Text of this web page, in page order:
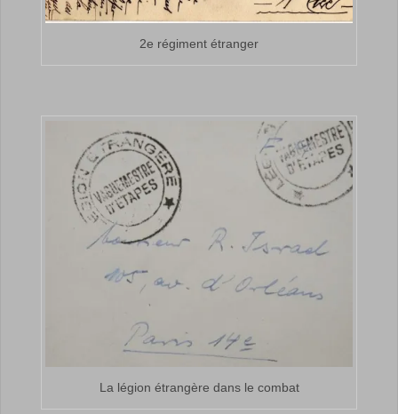
2e régiment étranger
La légion étrangère dans le combat